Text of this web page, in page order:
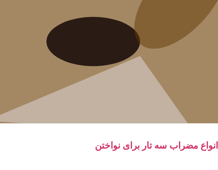
انواع مضراب سه تار برای نواختن